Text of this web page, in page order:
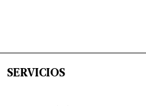
SERVICIOS